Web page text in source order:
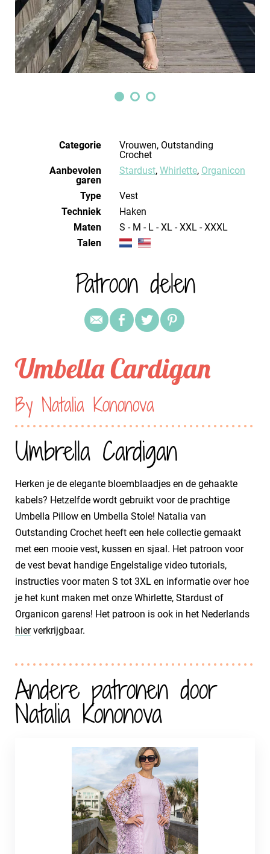
Categorie
Vrouwen, Outstanding
Crochet
Aanbevolen
garen
Stardust, Whirlette, Organicon
Type
Vest
Techniek
haken
Maten
S - M - L - XL - XXL - XXXL
Talen
Patroon delen
Umbella Cardigan
By Natalia Kononova
Umbrella Cardigan
Herken je de elegante bloemblaadjes en de gehaakte
kabels? Hetzelfde wordt gebruikt voor de prachtige
Umbella Pillow en Umbella Stole! Natalia van
Outstanding Crochet heeft een hele collectie gemaakt
met een mooie vest, kussen en sjaal. Het patroon voor
de vest bevat handige Engelstalige video tutorials,
instructies voor maten S tot 3XL en informatie over hoe
je het kunt maken met onze Whirlette, Stardust of
Organicon garens! Het patroon is ook in het Nederlands
hierverkrijgbaar.
Andere patronen door
Natalia Kononova